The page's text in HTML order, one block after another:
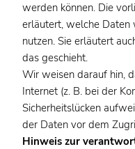
werden können. Die
erläutert, welche
nutzen. Sie erläutert
das geschieht.
Wir weisen darauf hin,
Internet (z. B. bei der
Sicherheitslücken
der Daten vor dem
Hinweis zur